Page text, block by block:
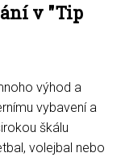
v "Tip
výhod a
vybavení a
škálu
volejbal nebo